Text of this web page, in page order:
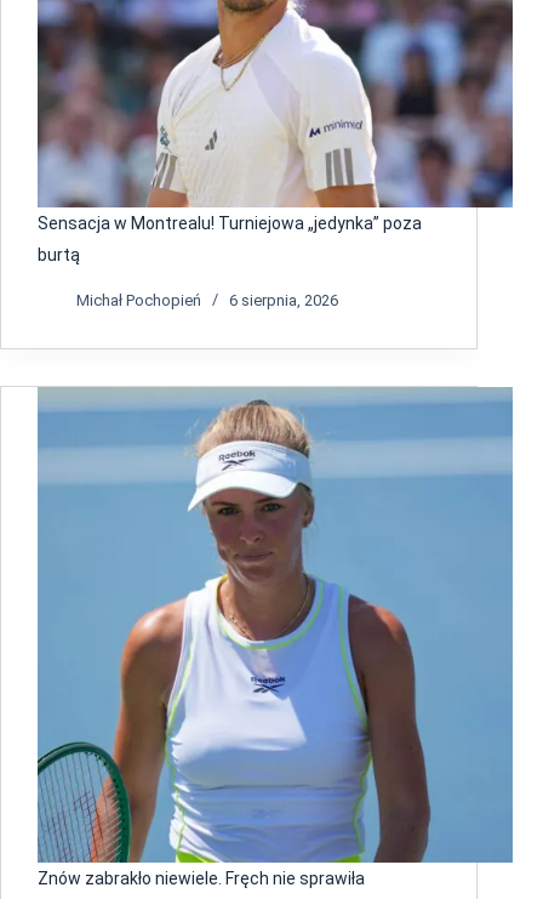
Sensacja w Montrealu! Turniejowa „jedynka” poza
burtą
Michał Pochopień 6 sierpnia, 2026
Znów zabrakło niewiele. Fręch nie sprawiła